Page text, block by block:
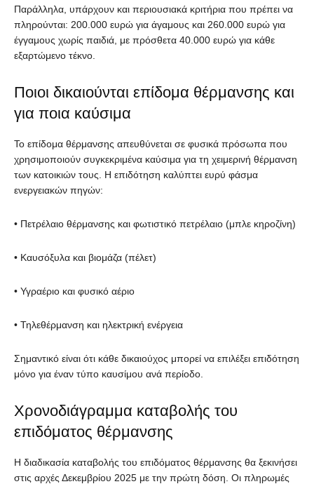
Παράλληλα, υπάρχουν και περιουσιακά κριτήρια που πρέπει να
πληρούνται: 200.000 ευρώ για άγαμους και 260.000 ευρώ για
έγγαμους χωρίς παιδιά, με πρόσθετα 40.000 ευρώ για κάθε
εξαρτώμενο τέκνο.
Ποιοι δικαιούνται επίδομα θέρμανσης και
για ποια καύσιμα
Το επίδομα θέρμανσης απευθύνεται σε φυσικά πρόσωπα που
χρησιμοποιούν συγκεκριμένα καύσιμα για τη χειμερινή θέρμανση
των κατοικιών τους. Η επιδότηση καλύπτει ευρύ φάσμα
ενεργειακών πηγών:
• Πετρέλαιο θέρμανσης και φωτιστικό πετρέλαιο (μπλε κηροζίνη)
• Καυσόξυλα και βιομάζα (πέλετ)
• Υγραέριο και φυσικό αέριο
• Τηλεθέρμανση και ηλεκτρική ενέργεια
Σημαντικό είναι ότι κάθε δικαιούχος μπορεί να επιλέξει επιδότηση
μόνο για έναν τύπο καυσίμου ανά περίοδο.
Χρονοδιάγραμμα καταβολής του
επιδόματος θέρμανσης
Η διαδικασία καταβολής του επιδόματος θέρμανσης θα ξεκινήσει
στις αρχές Δεκεμβρίου 2025 με την πρώτη δόση. Οι πληρωμές